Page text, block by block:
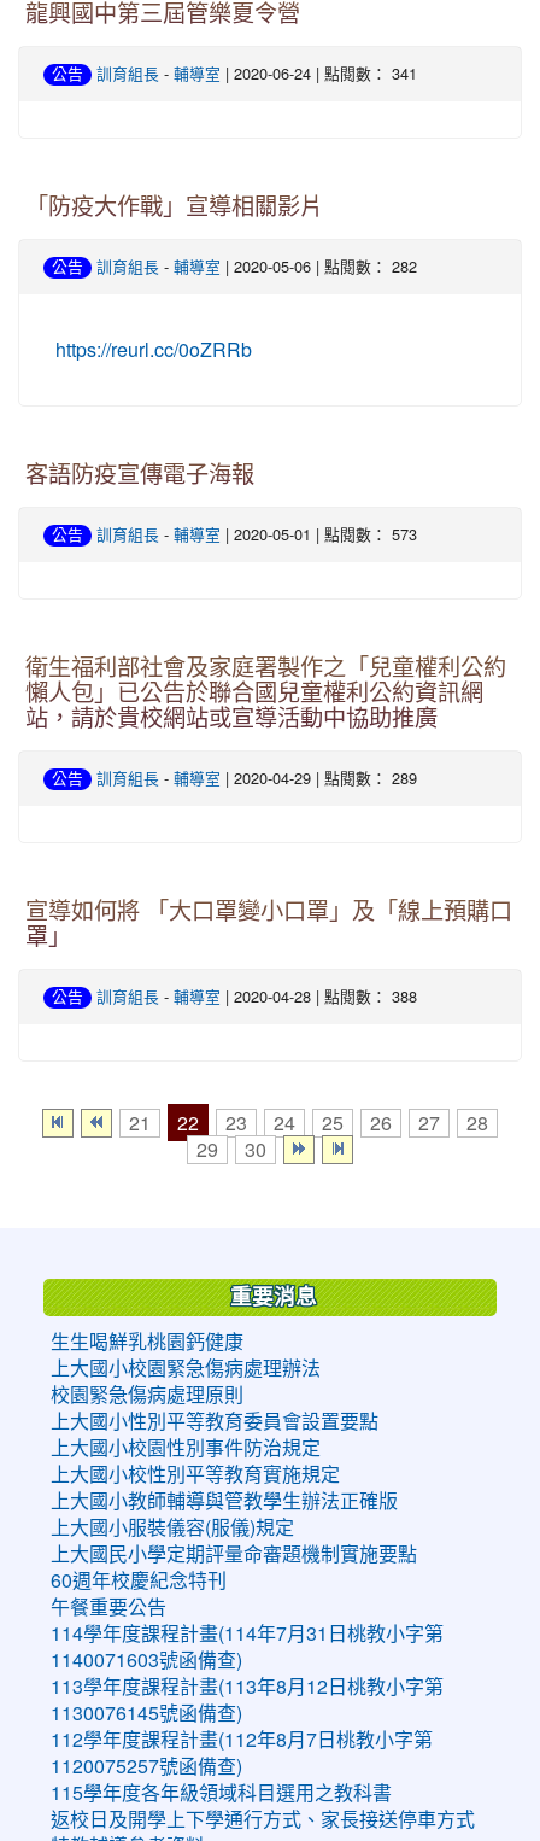
龍興國中第三屆管樂夏令營
公告 訓育組長 - 輔導室 | 2020-06-24 | 點閱數： 341
「防疫大作戰」宣導相關影片
公告 訓育組長 - 輔導室 | 2020-05-06 | 點閱數： 282
https://reurl.cc/0oZRRb
客語防疫宣傳電子海報
公告 訓育組長 - 輔導室 | 2020-05-01 | 點閱數： 573
衛生福利部社會及家庭署製作之「兒童權利公約
懶人包」已公告於聯合國兒童權利公約資訊網
站，請於貴校網站或宣導活動中協助推廣
公告 訓育組長 - 輔導室 | 2020-04-29 | 點閱數： 289
宣導如何將 「大口罩變小口罩」及「線上預購口
罩」
公告 訓育組長 - 輔導室 | 2020-04-28 | 點閱數： 388
21 22 23 24 25 26 27
28
29
30
重要消息
生生喝鮮乳桃園鈣健康
上大國小校園緊急傷病處理辦法
校園緊急傷病處理原則
上大國小性別平等教育委員會設置要點
上大國小校園性別事件防治規定
上大國小校性別平等教育實施規定
上大國小教師輔導與管教學生辦法正確版
上大國小服裝儀容(服儀)規定
上大國民小學定期評量命審題機制實施要點
60週年校慶紀念特刊
午餐重要公告
114學年度課程計畫(114年7月31日桃教小字第
1140071603號函備查)
113學年度課程計畫(113年8月12日桃教小字第
1130076145號函備查)
112學年度課程計畫(112年8月7日桃教小字第
1120075257號函備查)
115學年度各年級領域科目選用之教科書
返校日及開學上下學通行方式、家長接送停車方式